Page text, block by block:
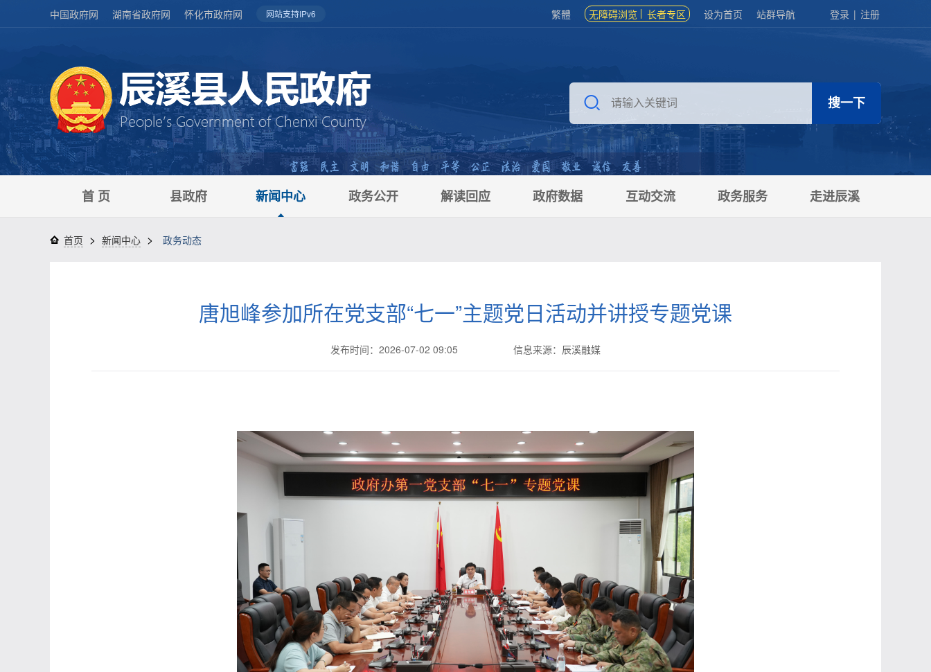
中国政府网 湖南省政府网 怀化市政府网 网站支持IPv6 繁體 无障碍浏览 长者专区 设为首页 站群导航 登录 | 注册
首 页 县政府 新闻中心 政务公开 解读回应 政府数据 互动交流 政务服务 走进辰溪
首页 > 新闻中心 > 政务动态
唐旭峰参加所在党支部“七一”主题党日活动并讲授专题党课
发布时间：2026-07-02 09:05 信息来源：辰溪融媒